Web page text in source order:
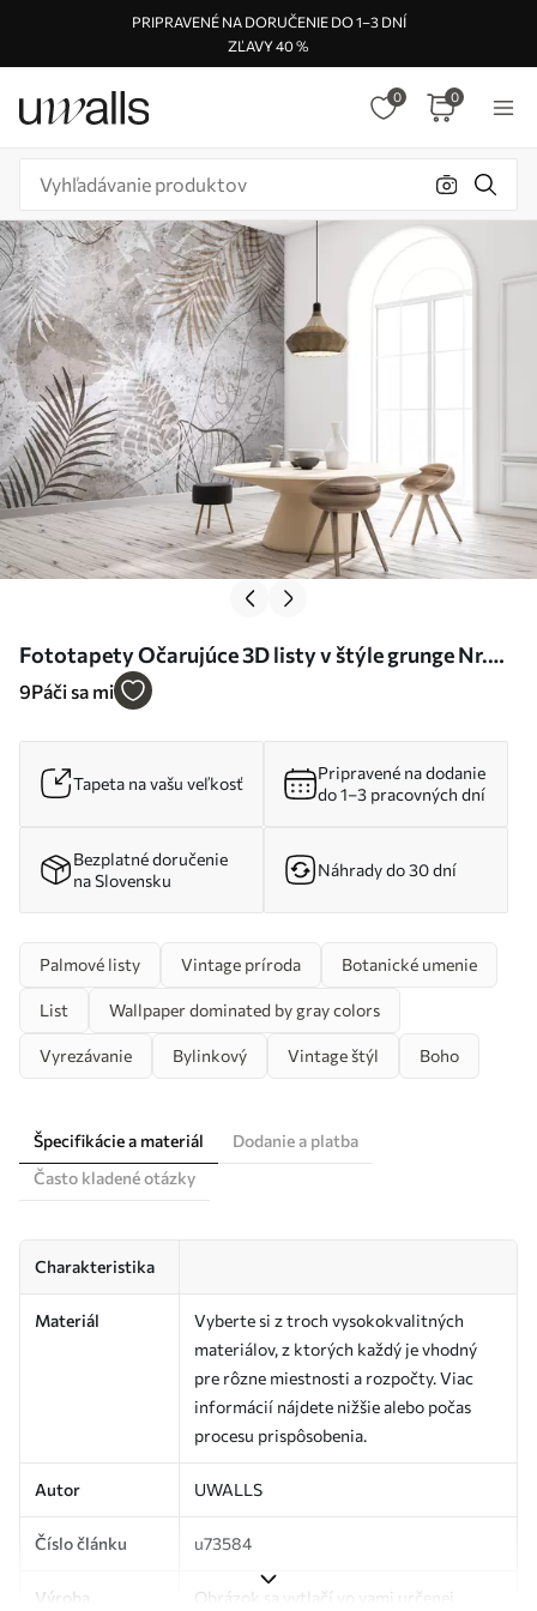
PRIPRAVENÉ NA DORUČENIE DO 1–3 DNÍ
ZĽAVY 40 %
0 0
Fototapety Očarujúce 3D listy v štýle grunge Nr.
u73584
9Páči sa mi
Tapeta na vašu veľkosť
Pripravené na dodanie
do 1–3 pracovných dní
Bezplatné doručenie
na Slovensku
Náhrady do 30 dní
Palmové listy Vintage príroda Botanické umenie
List Wallpaper dominated by gray colors
Vyrezávanie Bylinkový Vintage štýl Boho
Špecifikácie a materiál
Dodanie a platba
Často kladené otázky
Charakteristika
Materiál
Vyberte si z troch vysokokvalitných
materiálov, z ktorých každý je vhodný
pre rôzne miestnosti a rozpočty. Viac
informácií nájdete nižšie alebo počas
procesu prispôsobenia.
Autor UWALLS
Číslo článku u73584
Výroba
Obrázok sa vytlačí vo vami určenej